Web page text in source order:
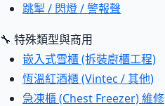
跳掣 / 閃燈 / 警報聲
🔧 特殊類型與商用
嵌入式雪櫃 (拆裝廚櫃工程)
恆溫紅酒櫃 (Vintec / 其他)
急凍櫃 (Chest Freezer) 維修